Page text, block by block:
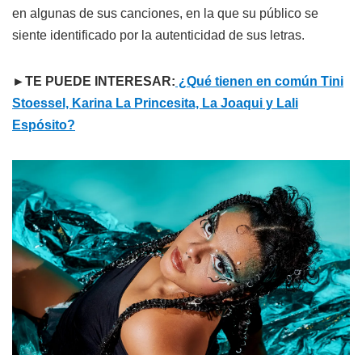
en algunas de sus canciones, en la que su público se
siente identificado por la autenticidad de sus letras.
►TE PUEDE INTERESAR: ¿Qué tienen en común Tini
Stoessel, Karina La Princesita, La Joaqui y Lali
Espósito?